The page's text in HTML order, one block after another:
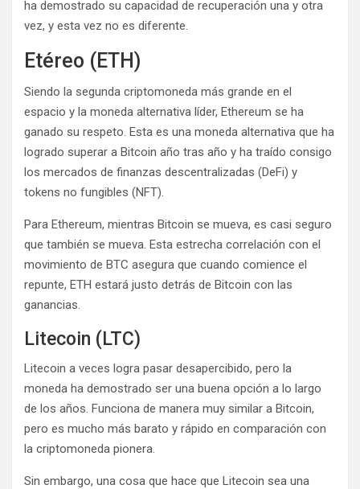
ha demostrado su capacidad de recuperación una y otra
vez, y esta vez no es diferente.
Etéreo (ETH)
Siendo la segunda criptomoneda más grande en el
espacio y la moneda alternativa líder, Ethereum se ha
ganado su respeto. Esta es una moneda alternativa que ha
logrado superar a Bitcoin año tras año y ha traído consigo
los mercados de finanzas descentralizadas (DeFi) y
tokens no fungibles (NFT).
Para Ethereum, mientras Bitcoin se mueva, es casi seguro
que también se mueva. Esta estrecha correlación con el
movimiento de BTC asegura que cuando comience el
repunte, ETH estará justo detrás de Bitcoin con las
ganancias.
Litecoin (LTC)
Litecoin a veces logra pasar desapercibido, pero la
moneda ha demostrado ser una buena opción a lo largo
de los años. Funciona de manera muy similar a Bitcoin,
pero es mucho más barato y rápido en comparación con
la criptomoneda pionera.
Sin embargo, una cosa que hace que Litecoin sea una